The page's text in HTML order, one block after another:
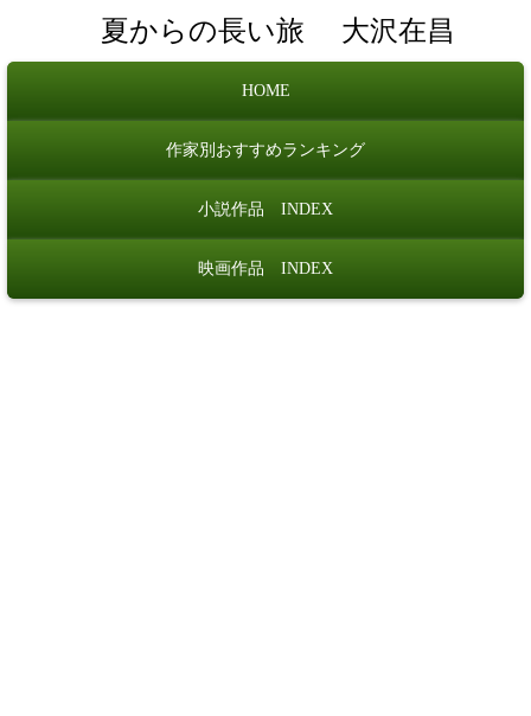
夏からの長い旅 大沢在昌
HOME
作家別おすすめランキング
小説作品 INDEX
映画作品 INDEX